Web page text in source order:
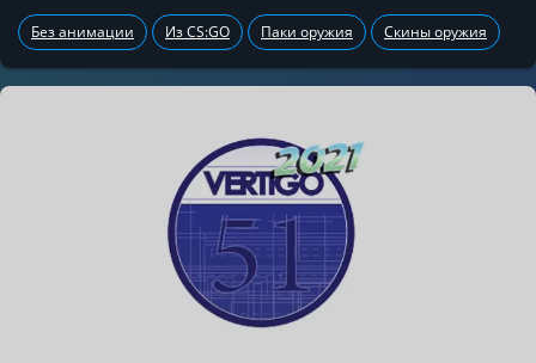
Без анимации Из CS:GO Паки оружия Скины оружия